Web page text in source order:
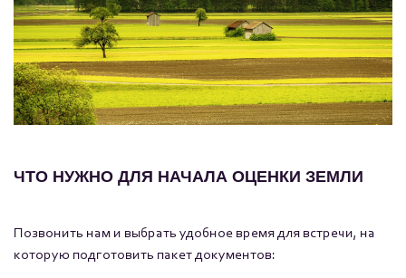
ЧТО НУЖНО ДЛЯ НАЧАЛА ОЦЕНКИ ЗЕМЛИ
Позвонить нам и выбрать удобное время для встречи, на
которую подготовить пакет документов: